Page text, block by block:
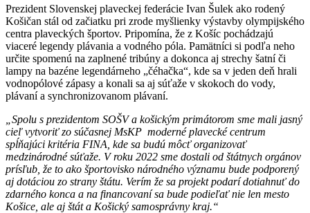
Prezident Slovenskej plaveckej federácie Ivan Šulek ako rodený
Košičan stál od začiatku pri zrode myšlienky výstavby olympijského
centra plaveckých športov. Pripomína, že z Košíc pochádzajú
viaceré legendy plávania a vodného póla. Pamätníci si podľa neho
určite spomenú na zaplnené tribúny a dokonca aj strechy šatní či
lampy na bazéne legendárneho „čéhačka“, kde sa v jeden deň hrali
vodnopólové zápasy a konali sa aj súťaže v skokoch do vody,
plávaní a synchronizovanom plávaní.
„Spolu s prezidentom SOŠV a košickým primátorom sme mali jasný
cieľ vytvoriť zo súčasnej MsKP moderné plavecké centrum
spĺňajúci kritéria FINA, kde sa budú môcť organizovať
medzinárodné súťaže. V roku 2022 sme dostali od štátnych orgánov
prísľub, že to ako športovisko národného významu bude podporený
aj dotáciou zo strany štátu. Verím že sa projekt podarí dotiahnuť do
zdarného konca a na financovaní sa bude podieľať nie len mesto
Košice, ale aj štát a Košický samosprávny kraj.“